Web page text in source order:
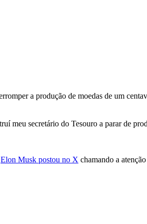
a produção de moedas de um
meu secretário do Tesouro a parar de
Elon Musk postou no X chamando a